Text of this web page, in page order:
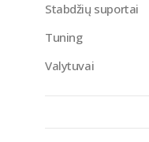
Stabdžių suportai
Tuning
Valytuvai